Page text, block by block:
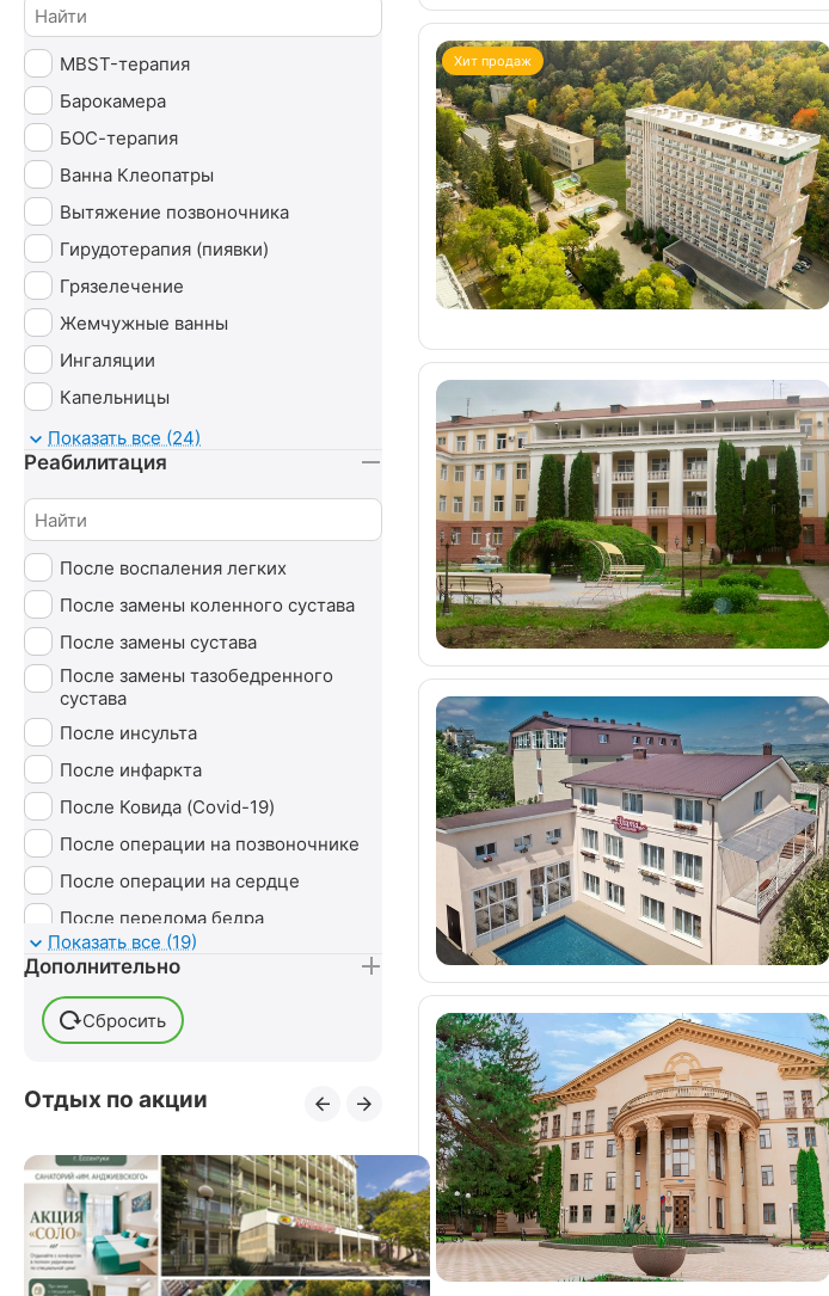
Хит продаж
MBST-терапия
Барокамера
БОС-терапия
Ванна Клеопатры
Вытяжение позвоночника
Гирудотерапия (пиявки)
Грязелечение
Жемчужные ванны
Ингаляции
Капельницы
Карбокситерапия
Магнитотруботрон
Минеральные ванны
Нафталановые ванны
Озонотерапия
Пантовые ванны
Психотерапия
Радоновые ванны
Сероводородные ванны
Сухие ванны (углекислые)
Тамбуканская грязь
Ударно-волновая терапия (УВТ)
Без лечения
Показать все (24)
Реабилитация
После воспаления легких
После замены коленного сустава
После замены сустава
После замены тазобедренного
сустава
После инсульта
После инфаркта
После Ковида (Covid-19)
После операции на позвоночнике
После операции на сердце
После перелома бедра
После перелома лодыжки
После перелома ноги
После перелома руки
После пневмонии
После удаления грыжи
позвоночника
После удаления желчного пузыря
После удаления матки
Показать все (19)
Дополнительно
Сбросить
Отдых по акции